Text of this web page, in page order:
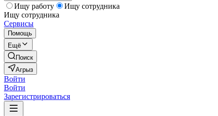
Ищу работу
Ищу сотрудника
Ищу сотрудника
Сервисы
Помощь
Ещё
Поиск
Агрыз
Войти
Войти
Зарегистрироваться